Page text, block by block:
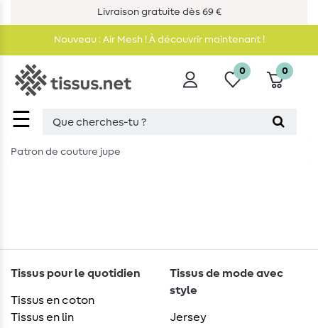
Livraison gratuite dès 69 €
Nouveau : Air Mesh ! À découvrir maintenant !
☰
0 0
Patron de couture jupe
Tissus pour le quotidien
Tissus en coton
Tissus en lin
Tissus de mode avec
style
Jersey